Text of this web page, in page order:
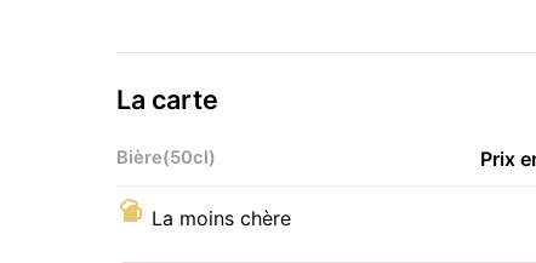
La carte
Bière(50cl) Prix
La moins chère